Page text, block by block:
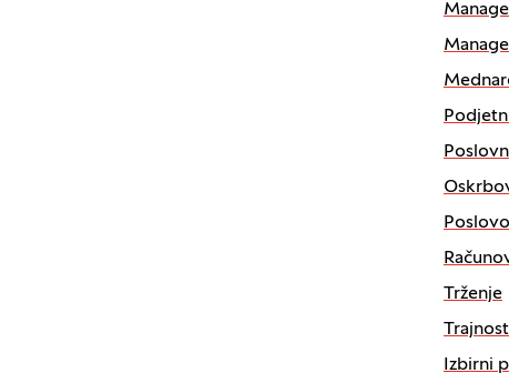
Trženje
Izbirni